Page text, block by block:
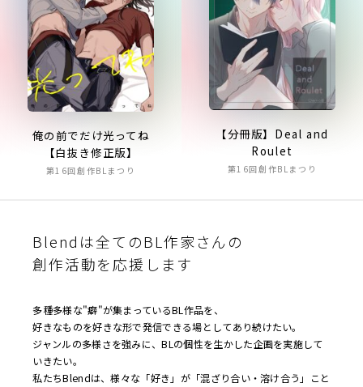
俺の前でだけ光ってね
【白抜き修正版】
第16回創作BLまつり
【分冊版】Deal and
Roulet
第16回創作BLまつり
Blendは全てのBL作家さんの
創作活動を応援します
多種多様な"癖"が集まっているBL作品を、
好きなものを好きな形で発信できる場としてあり続けたい。
ジャンルの多様さを強みに、BLの個性を生かした企画を実施して
いきたい。
私たちBlendは、様々な「好き」が「混ざり合い・溶け合う」こと